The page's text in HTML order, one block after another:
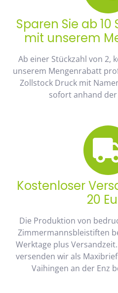
Sparen Sie ab
mit unserem
Ab einer Stückzahl von 2,
unserem Mengenrabatt
Zollstock Druck mit
sofort anhand
Kostenloser
20
Die Produktion von
Zimmermannsbleistiften
Werktage plus
versenden wir als
Vaihingen an der Enz